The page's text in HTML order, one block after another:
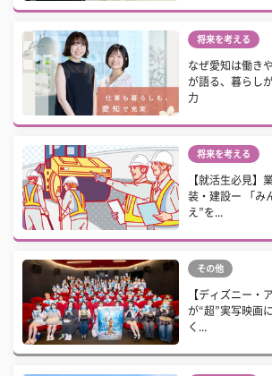
将来を考える
なぜ愛知は働き
が語る、暮らし
力
将来を考える
【就活生必見】
装・建設ー 「み
え”を...
その他
【ディズニー・
が“超”実写映画
く...